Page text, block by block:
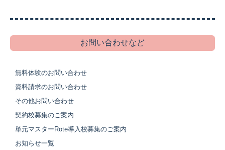
お問い合わせなど
無料体験のお問い合わせ
資料請求のお問い合わせ
その他お問い合わせ
契約校募集のご案内
単元マスターRote導入校募集のご案内
お知らせ一覧